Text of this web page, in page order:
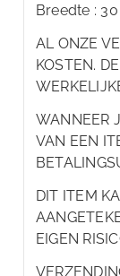
Breedte :
AL ONZE
KOSTEN.
WANNEER
VAN EEN
DIT ITEM
EIGEN